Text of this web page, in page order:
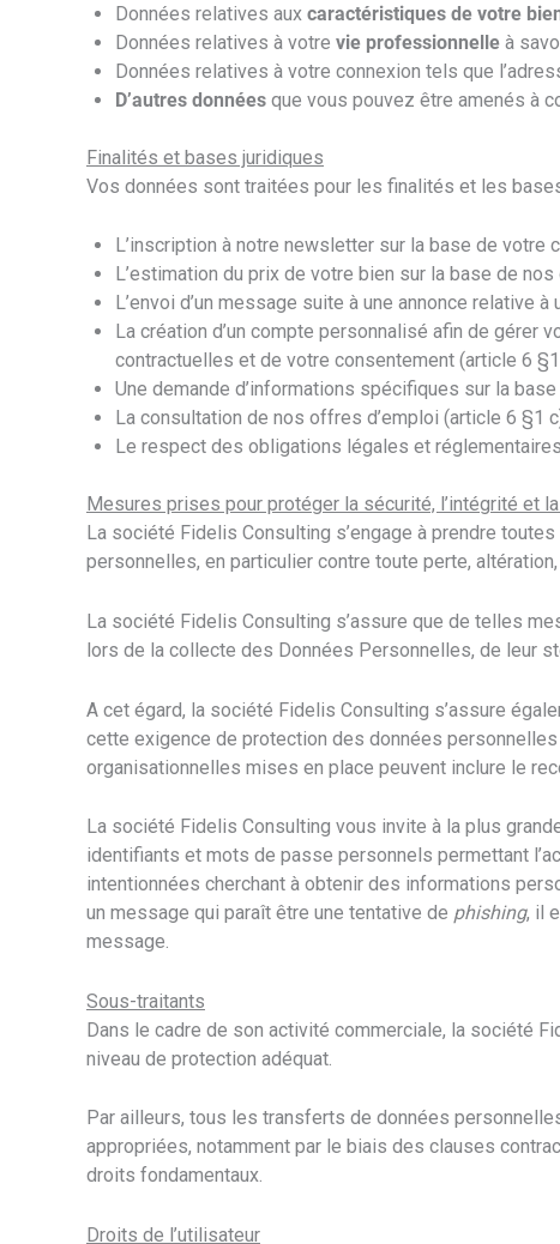
Données relatives aux caractéristiques de votre
Données relatives à votre vie professionnelle à
Données relatives à votre connexion tels que
D’autres données que vous pouvez être amenés à
Finalités et bases juridiques
Vos données sont traitées pour les finalités et les
L’inscription à notre newsletter sur la base de votre
L’estimation du prix de votre bien sur la base de
L’envoi d’un message suite à une annonce
La création d’un compte personnalisé afin de
contractuelles et de votre consentement (article 6 §1
Une demande d’informations spécifiques sur la
La consultation de nos offres d’emploi (article 6 §1
Le respect des obligations légales et
Mesures prises pour protéger la sécurité, l’intégrité et
La société Fidelis Consulting s’engage à prendre
personnelles, en particulier contre toute perte,
La société Fidelis Consulting s’assure que de telles
lors de la collecte des Données Personnelles, de leur
A cet égard, la société Fidelis Consulting s’assure
cette exigence de protection des données
organisationnelles mises en place peuvent inclure le
La société Fidelis Consulting vous invite à la plus
identifiants et mots de passe personnels permettant
intentionnées cherchant à obtenir des informations
un message qui paraît être une tentative de phishing, il
message.
Sous-traitants
Dans le cadre de son activité commerciale, la société
niveau de protection adéquat.
Par ailleurs, tous les transferts de données
appropriées, notamment par le biais des clauses
droits fondamentaux.
Droits de l’utilisateur